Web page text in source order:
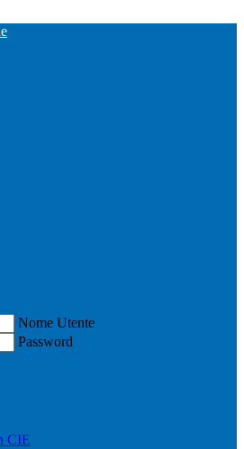
Nome Utente
Password
CIE